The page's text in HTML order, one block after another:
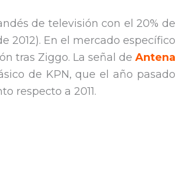
de televisión con el 20% de
2012). En el mercado específico
tras Ziggo. La señal de Antena
de KPN, que el año pasado
respecto a 2011.